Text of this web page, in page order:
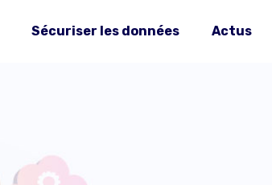
Sécuriser les données Actus